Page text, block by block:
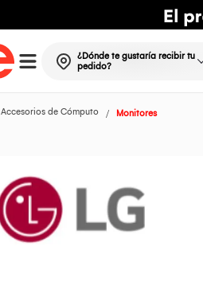
¿Dónde te gustaría recibir tu
pedido?
Accesorios de Cómputo Monitores